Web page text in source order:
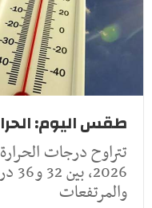
طقس اليوم: الحرارة بين
والمرتفعات